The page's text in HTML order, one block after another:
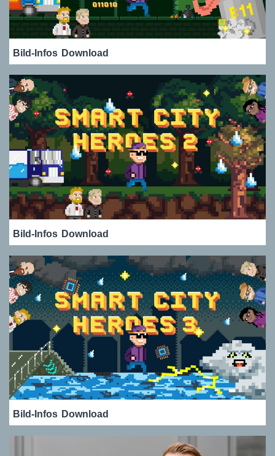
Bild-Infos Download
Bild-Infos Download
Bild-Infos Download